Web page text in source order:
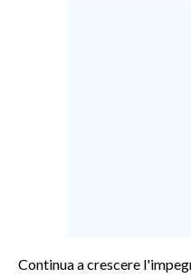
CULTURA
Continua a crescere